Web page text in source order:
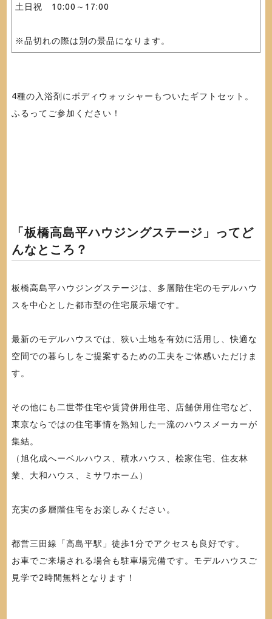
土日祝 10:00～17:00
※品切れの際は別の景品になります。
4種の入浴剤にボディウォッシャーもついたギフトセット。
ふるってご参加ください！
「板橋高島平ハウジングステージ」ってど
んなところ？
板橋高島平ハウジングステージは、多層階住宅のモデルハウ
スを中心とした都市型の住宅展示場です。
最新のモデルハウスでは、狭い土地を有効に活用し、快適な
空間での暮らしをご提案するための工夫をご体感いただけま
す。
その他にも二世帯住宅や賃貸併用住宅、店舗併用住宅など、
東京ならではの住宅事情を熟知した一流のハウスメーカーが
集結。
（旭化成へーベルハウス、積水ハウス、桧家住宅、住友林
業、大和ハウス、ミサワホーム）
充実の多層階住宅をお楽しみください。
都営三田線「高島平駅」徒歩1分でアクセスも良好です。
お車でご来場される場合も駐車場完備です。モデルハウスご
見学で2時間無料となります！